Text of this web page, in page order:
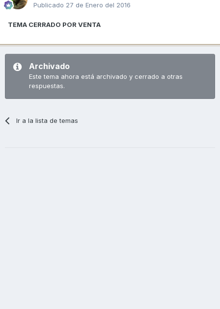
Publicado 27 de Enero del 2016
TEMA CERRADO POR VENTA
Archivado
Este tema ahora está archivado y cerrado a otras
respuestas.
Ir a la lista de temas